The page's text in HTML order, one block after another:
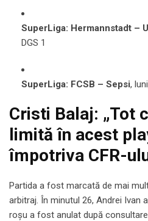
SuperLiga: Hermannstadt –
DGS 1
SuperLiga: FCSB – Sepsi,
Cristi Balaj: „Tot
limită în acest
împotriva CFR-
Partida a fost marcată de mai
arbitraj. În minutul 26, Andrei Ivan
roșu a fost anulat după